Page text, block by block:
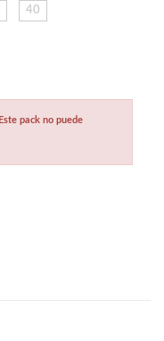
40
pack no puede